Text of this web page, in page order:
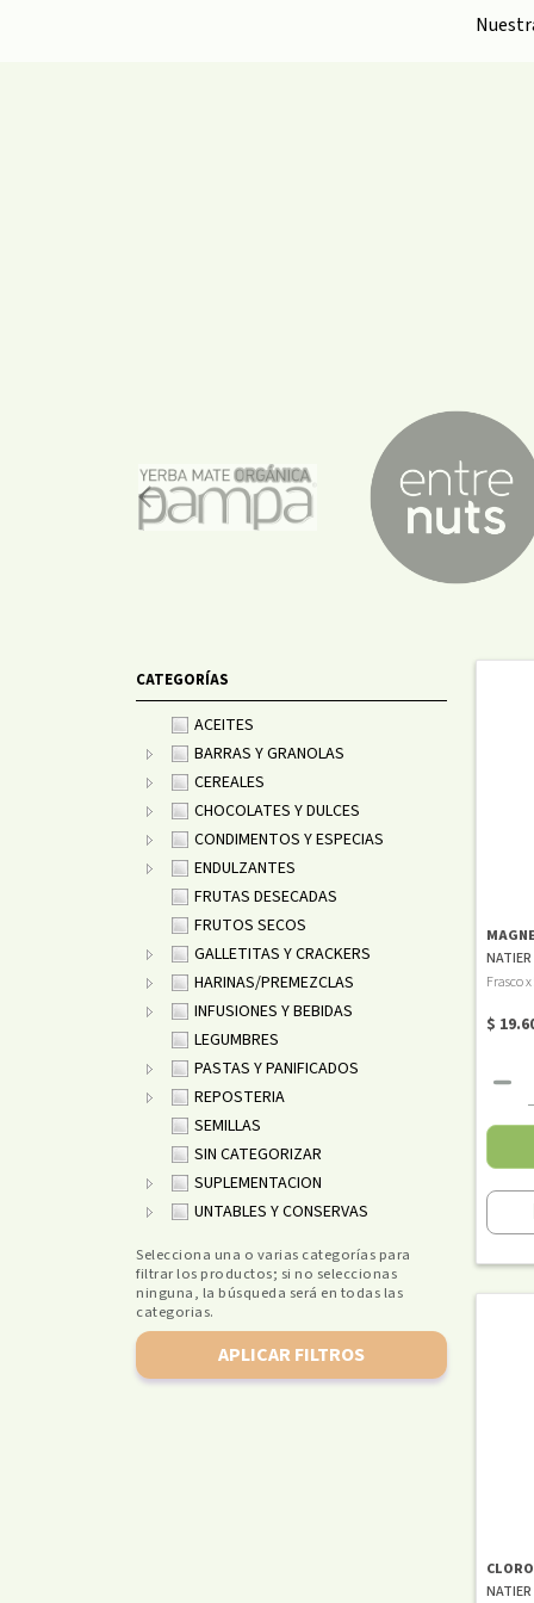
CATEGORÍAS
ACEITES
BARRAS Y GRANOLAS
CEREALES
CHOCOLATES Y DULCES
CONDIMENTOS Y ESPECIAS
ENDULZANTES
FRUTAS DESECADAS
FRUTOS SECOS
GALLETITAS Y CRACKERS
HARINAS/PREMEZCLAS
INFUSIONES Y BEBIDAS
LEGUMBRES
PASTAS Y PANIFICADOS
REPOSTERIA
SEMILLAS
SIN CATEGORIZAR
SUPLEMENTACION
UNTABLES Y CONSERVAS
Selecciona una o varias categorías para
filtrar los productos; si no seleccionas
ninguna, la búsqueda será en todas las
categorias.
APLICAR FILTROS
NATIER
Frasco
$
NATIER